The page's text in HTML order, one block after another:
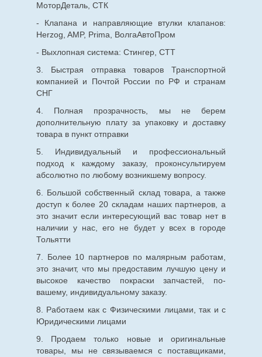
МоторДеталь, СТК
- Клапана и направляющие втулки клапанов:
Herzog, AMP, Prima, ВолгаАвтоПром
- Выхлопная система: Стингер, СТТ
3. Быстрая отправка товаров Транспортной
компанией и Почтой России по РФ и странам
СНГ
4. Полная прозрачность, мы не берем
дополнительную плату за упаковку и доставку
товара в пункт отправки
5. Индивидуальный и профессиональный
подход к каждому заказу, проконсультируем
абсолютно по любому возникшему вопросу.
6. Большой собственный склад товара, а также
доступ к более 20 складам наших партнеров, а
это значит если интересующий вас товар нет в
наличии у нас, его не будет у всех в городе
Тольятти
7. Более 10 партнеров по малярным работам,
это значит, что мы предоставим лучшую цену и
высокое качество покраски запчастей, по-
вашему, индивидуальному заказу.
8. Работаем как с Физическими лицами, так и с
Юридическими лицами
9. Продаем только новые и оригинальные
товары, мы не связываемся с поставщиками,